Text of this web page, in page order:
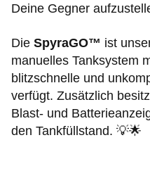
Deine Gegner
Die SpyraGO™ ist
manuelles Tanksystem
blitzschnelle und
verfügt. Zusätzlich
Blast- und
den Tankfüllstand. 💡🌟